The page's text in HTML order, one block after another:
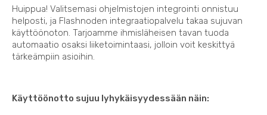
Huippua! Valitsemasi ohjelmistojen integrointi onnistuu
helposti, ja Flashnoden integraatiopalvelu takaa sujuvan
käyttöönoton. Tarjoamme ihmisläheisen tavan tuoda
automaatio osaksi liiketoimintaasi, jolloin voit keskittyä
tärkeämpiin asioihin.
Käyttöönotto sujuu lyhykäisyydessään näin: